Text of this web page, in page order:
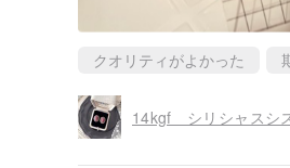
クオリティがよかった